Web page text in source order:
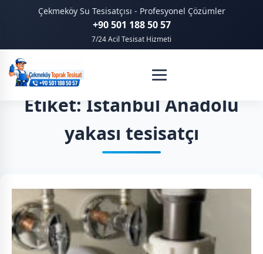
Çekmeköy Su Tesisatçısı - Profesyonel Çözümler
+90 501 188 50 57
7/24 Acil Tesisat Hizmeti
Etiket: İstanbul Anadolu
yakası tesisatçı